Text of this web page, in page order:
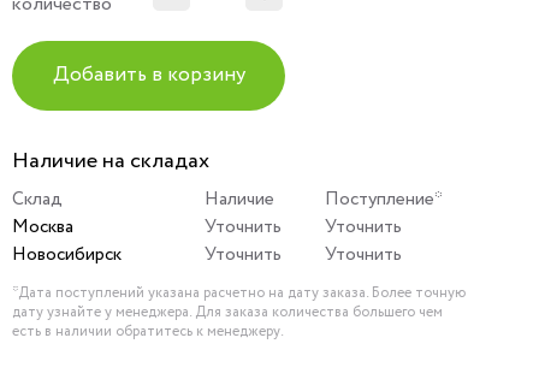
Добавить в корзину
Наличие на складах
Склад Наличие
Поступление*
Москва
Уточнить
Уточнить
Новосибирск
Уточнить Уточнить
*Дата поступлений указана расчетно на дату заказа. Более точную
дату узнайте у менеджера. Для заказа количества большего чем
есть в наличии обратитесь к менеджеру.